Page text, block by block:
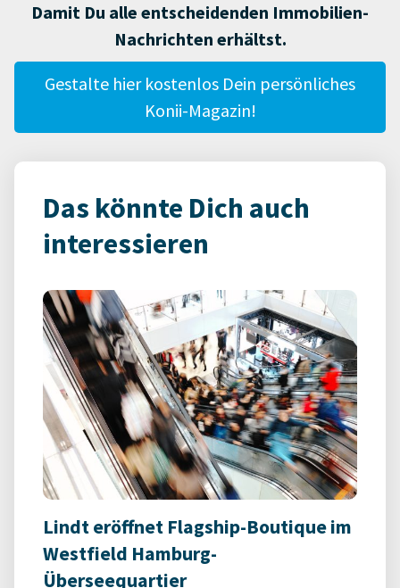
Damit Du alle entscheidenden Immobilien-
Nachrichten erhältst.
Gestalte hier kostenlos Dein persönliches
Konii-Magazin!
Das könnte Dich auch
interessieren
Lindt eröffnet Flagship-Boutique im
Westfield Hamburg-
Überseequartier